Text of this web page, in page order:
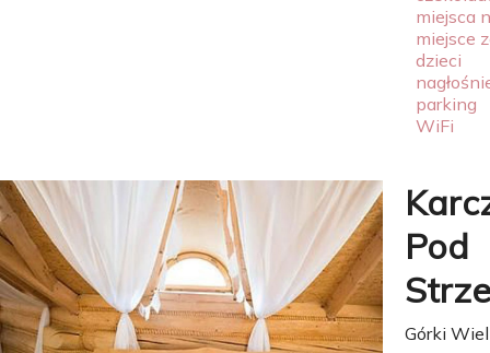
miejsca
miejsce
dzieci
parking
WiFi
Pod
Górki